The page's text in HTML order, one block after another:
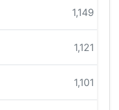
1,149 pts
1,121 pts
1,101 pts